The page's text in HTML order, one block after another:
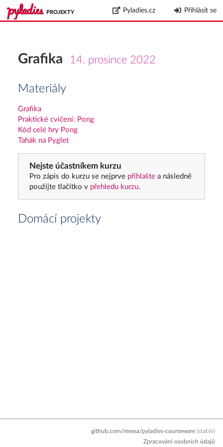
PROJEKTY Pyladies.cz Přihlásit se
Grafika 14. prosince 2022
Materiály
Grafika
Praktické cvičení: Pong
Kód celé hry Pong
Tahák na Pyglet
Nejste účastníkem kurzu
Pro zápis do kurzu se nejprvepřihlašte a následně
použijte tlačítko vpřehledu kurzu.
Domácí projekty
github.com/messa/pyladies-courseware (stable)
Zpracování osobních údajů